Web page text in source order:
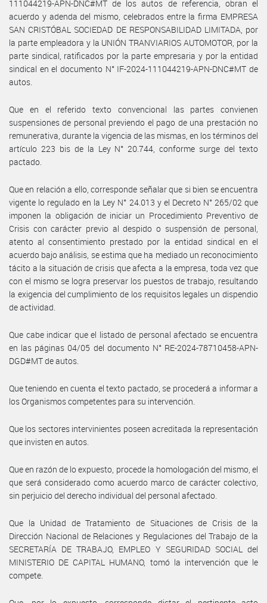
111044219-APN-DNC#MT de los autos de referencia, obran el
acuerdo y adenda del mismo, celebrados entre la firma EMPRESA
SAN CRISTÓBAL SOCIEDAD DE RESPONSABILIDAD LIMITADA, por
la parte empleadora y la UNIÓN TRANVIARIOS AUTOMOTOR, por la
parte sindical, ratificados por la parte empresaria y por la entidad
sindical en el documento N° IF-2024-111044219-APN-DNC#MT de
autos.
Que en el referido texto convencional las partes convienen
suspensiones de personal previendo el pago de una prestación no
remunerativa, durante la vigencia de las mismas, en los términos del
artículo 223 bis de la Ley N° 20.744, conforme surge del texto
pactado.
Que en relación a ello, corresponde señalar que si bien se encuentra
vigente lo regulado en la Ley N° 24.013 y el Decreto N° 265/02 que
imponen la obligación de iniciar un Procedimiento Preventivo de
Crisis con carácter previo al despido o suspensión de personal,
atento al consentimiento prestado por la entidad sindical en el
acuerdo bajo análisis, se estima que ha mediado un reconocimiento
tácito a la situación de crisis que afecta a la empresa, toda vez que
con el mismo se logra preservar los puestos de trabajo, resultando
la exigencia del cumplimiento de los requisitos legales un dispendio
de actividad.
Que cabe indicar que el listado de personal afectado se encuentra
en las páginas 04/05 del documento N° RE-2024-78710458-APN-
DGD#MT de autos.
Que teniendo en cuenta el texto pactado, se procederá a informar a
los Organismos competentes para su intervención.
Que los sectores intervinientes poseen acreditada la representación
que invisten en autos.
Que en razón de lo expuesto, procede la homologación del mismo, el
que será considerado como acuerdo marco de carácter colectivo,
sin perjuicio del derecho individual del personal afectado.
Que la Unidad de Tratamiento de Situaciones de Crisis de la
Dirección Nacional de Relaciones y Regulaciones del Trabajo de la
SECRETARÍA DE TRABAJO, EMPLEO Y SEGURIDAD SOCIAL del
MINISTERIO DE CAPITAL HUMANO, tomó la intervención que le
compete.